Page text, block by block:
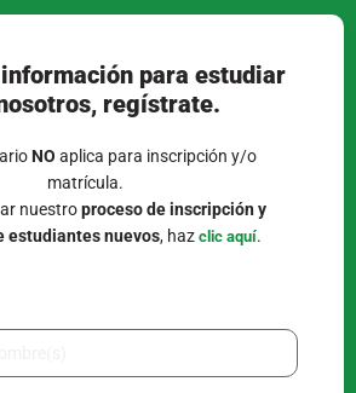
para estudiar
regístrate.
NO aplica para inscripción y/o
matrícula.
nuestroproceso de inscripción y
estudiantes nuevos, haz clic aquí.